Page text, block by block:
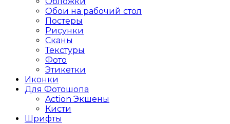
Обои на рабочий стол
Постеры
Рисунки
Сканы
Текстуры
Фото
Этикетки
Иконки
Для Фотошопа
Action Экшены
Кисти
Шрифты